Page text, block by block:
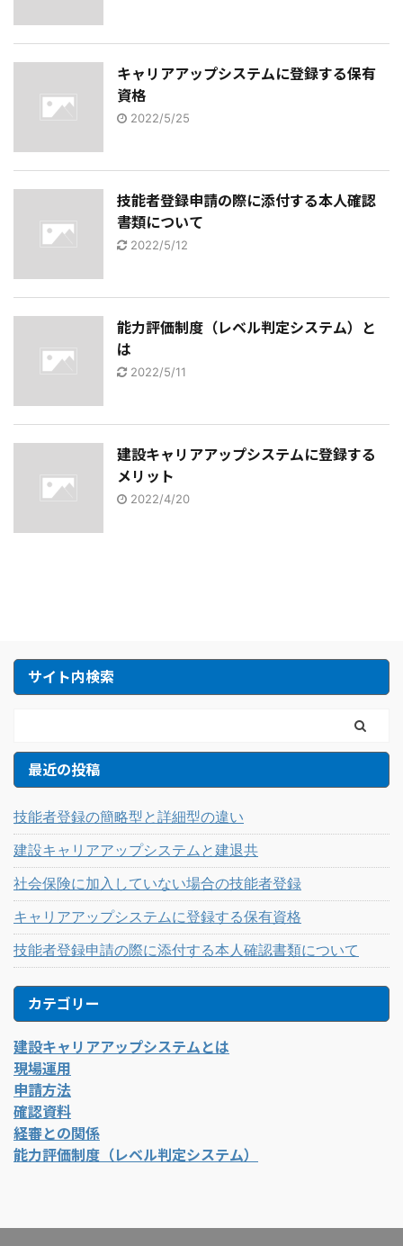
キャリアアップシステムに登録する保有
資格
2022/5/25
技能者登録申請の際に添付する本人確認
書類について
2022/5/12
能力評価制度（レベル判定システム）と
は
2022/5/11
建設キャリアアップシステムに登録する
メリット
2022/4/20
サイト内検索
最近の投稿
技能者登録の簡略型と詳細型の違い
建設キャリアアップシステムと建退共
社会保険に加入していない場合の技能者登録
キャリアアップシステムに登録する保有資格
技能者登録申請の際に添付する本人確認書類について
カテゴリー
建設キャリアアップシステムとは
現場運用
申請方法
確認資料
経審との関係
能力評価制度（レベル判定システム）